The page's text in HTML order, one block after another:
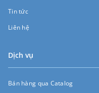
Tin tức
Liên hệ
Dịch vụ
Bán hàng qua Catalog